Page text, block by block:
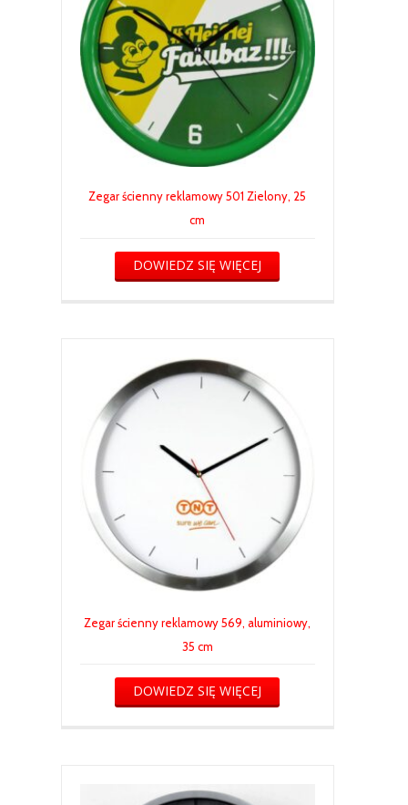
Zegar ścienny reklamowy 501 Zielony, 25
cm
DOWIEDZ SIĘ WIĘCEJ
Zegar ścienny reklamowy 569, aluminiowy,
35 cm
DOWIEDZ SIĘ WIĘCEJ